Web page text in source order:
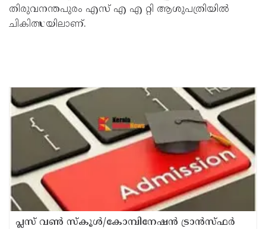
തിരുവനന്തപുരം എസ് എ എ റ്റി ആശുപത്രിയില്‍
ചികിത്സയിലാണ്.
പ്ലസ് വൺ സ്‌കൂൾ/കോമ്പിനേഷൻ ട്രാൻസ്ഫർ